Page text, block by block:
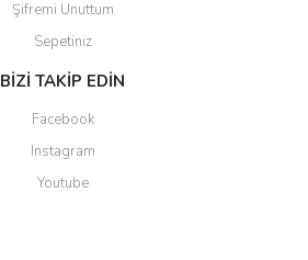
Şifremi Unuttum
Sepetiniz
BİZİ TAKİP EDİN
Facebook
Instagram
Youtube